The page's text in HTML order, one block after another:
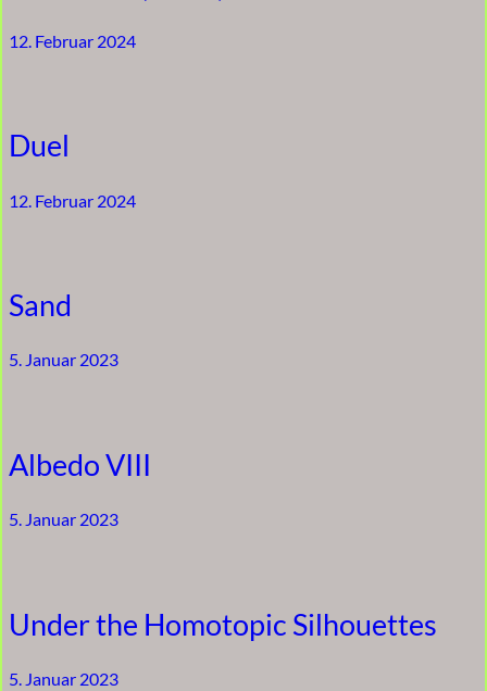
12. Februar 2024
Duel
12. Februar 2024
Sand
5. Januar 2023
Albedo VIII
5. Januar 2023
Under the Homotopic Silhouettes
5. Januar 2023